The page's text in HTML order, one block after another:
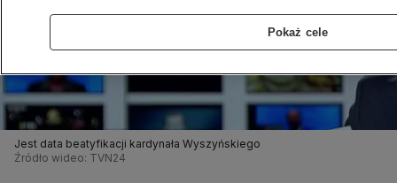
Jest data beatyfikacji kardynała Wyszyńskiego
Źródło wideo: TVN24
Pokaż cele